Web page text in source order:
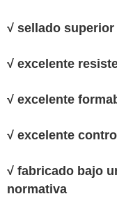
√ sellado superior
√ excelente
√ excelente
√ excelente
√ fabricado bajo
normativa